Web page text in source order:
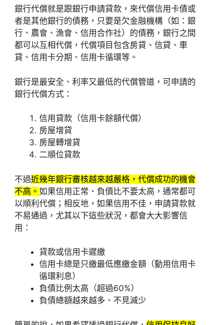
銀行代償就是跟銀行申請貸款，來代償信用卡債或
者是其他銀行的債務，只要是欠金融機構（如：銀
行、農會、漁會、信用合作社）的債務，銀行之間
都可以互相代償，代償項目包含房貸、信貸、車
貸、信用卡分期、信用卡循環等。
銀行是最安全、利率又最低的代償管道，可申請的
銀行代償方式：
信用貸款（信用卡餘額代償）
房屋增貸
房屋轉增貸
二順位貸款
不過近幾年銀行審核越來越嚴格，代償成功的機會
不高。 如果信用正常、負債比不要太高，通常都可
以順利代償；相反地，如果信用不佳，申請貸款就
不易通過，尤其以下這些狀況，都會大大影響信
用：
貸款或信用卡遲繳
信用卡總是只繳最低應繳金額（動用信用卡
循環利息）
負債比例太高（超過60%）
負債總額越來越多、不見減少